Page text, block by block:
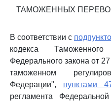
ТАМОЖЕННЫХ
В соответствии с
кодекса
Федерального закона от
таможенном
Федерации", пунктами
регламента